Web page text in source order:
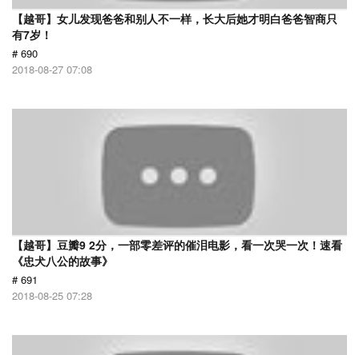
【越哥】女儿发现爸爸和别人不一样，长大后她才明白爸爸智商只
有7岁！
# 690
2018-08-27 07:08
【越哥】豆瓣9 2分，一部零差评的催泪电影，看一次哭一次！速看
《忠犬八公的故事》
# 691
2018-08-25 07:28